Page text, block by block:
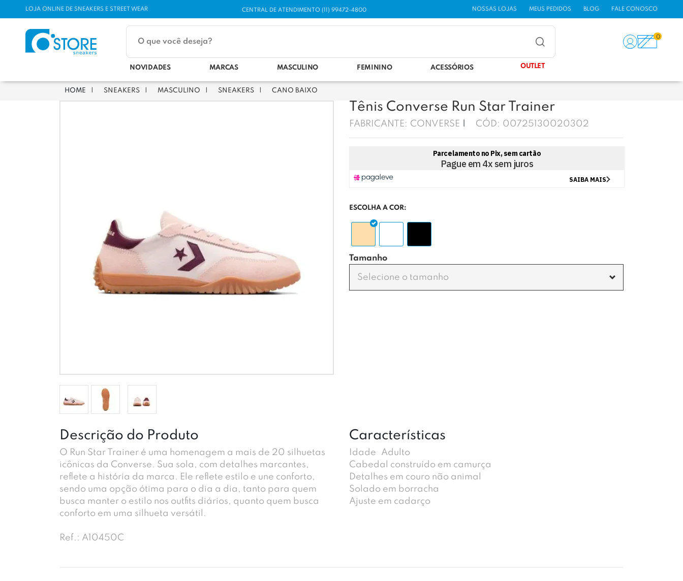
LOJA ONLINE DE SNEAKERS E STREET WEAR CENTRAL DE ATENDIMENTO (11) 99472-4800 NOSSAS LOJAS MEUS PEDIDOS BLOG FALE CONOSCO
0
NOVIDADES MARCAS MASCULINO FEMININO ACESSÓRIOS OUTLET
SNEAKERS MASCULINO SNEAKERS CANO BAIXO
Tênis Converse Run Star Trainer
FABRICANTE: CONVERSE CÓD: 00725130020302
ESCOLHA A COR:
Tamanho
Selecione o tamanho
Características
Idade
Adulto
Cabedal construído em camurça
Detalhes em couro não animal
Solado em borracha
Ajuste em cadarço
Descrição do Produto
O Run Star Trainer é uma homenagem a mais de 20 silhuetas
icônicas da Converse. Sua sola, com detalhes marcantes,
reflete a história da marca. Ele reflete estilo e une conforto,
sendo uma opção ótima para o dia a dia, tanto para quem
busca manter o estilo nos outfits diários, quanto quem busca
conforto em uma silhueta versátil.
Ref.: A10450C